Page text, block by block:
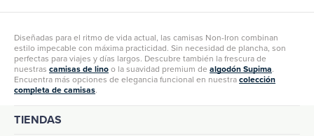
Diseñadas para el ritmo de vida actual, las camisas Non-Iron combinan
estilo impecable con máxima practicidad. Sin necesidad de plancha, son
perfectas para viajes y días largos. Descubre también la frescura de
nuestras camisas de lino o la suavidad premium de algodón Supima
Encuentra más opciones de elegancia funcional en nuestra colección
completa de camisas
TIENDAS